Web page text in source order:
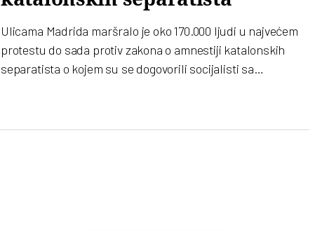
Ulicama Madrida maršralo je oko 170.000 ljudi u najvećem
protestu do sada protiv zakona o amnestiji katalonskih
separatista o kojem su se dogovorili socijalisti sa